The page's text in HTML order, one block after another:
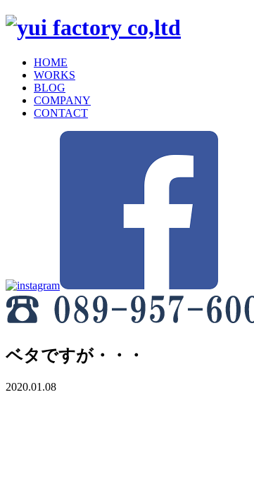
HOME
WORKS
BLOG
COMPANY
CONTACT
ベタですが・・・
2020.01.08